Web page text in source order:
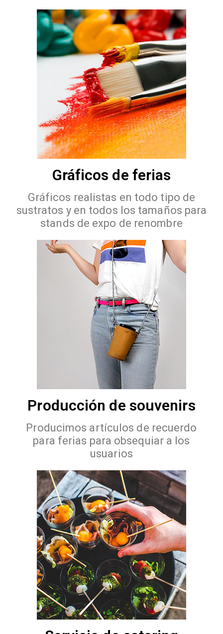
Gráficos de ferias
Gráficos realistas en todo tipo de
sustratos y en todos los tamaños para
stands de expo de renombre
Producción de souvenirs
Producimos artículos de recuerdo
para ferias para obsequiar a los
usuarios